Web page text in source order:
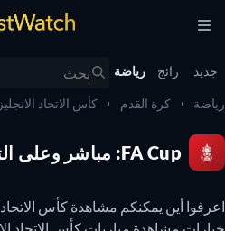
رائج رياضة
كرة القدم كأس الاتحاد الانجليزي
FA Cup: مباشر وعلى التلفزيون